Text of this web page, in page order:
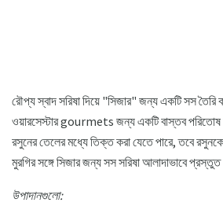
রৌপ্য স্বাদ সরিষা দিয়ে "সিজার" জন্য একটি সস
ওয়ারসেস্টার gourmets জন্য একটি বাস্তব
রসুনের তেলের মধ্যে তিক্ত করা যেতে পারে, তবে
মুরগির সঙ্গে সিজার জন্য সস সরিষা আলাদাভাবে
উপাদানগুলো: